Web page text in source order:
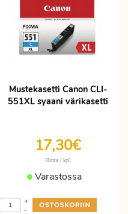
Mustekasetti Canon CLI-
551XL syaani värikasetti
17,30€
Hinta / kpl
Varastossa
-
+